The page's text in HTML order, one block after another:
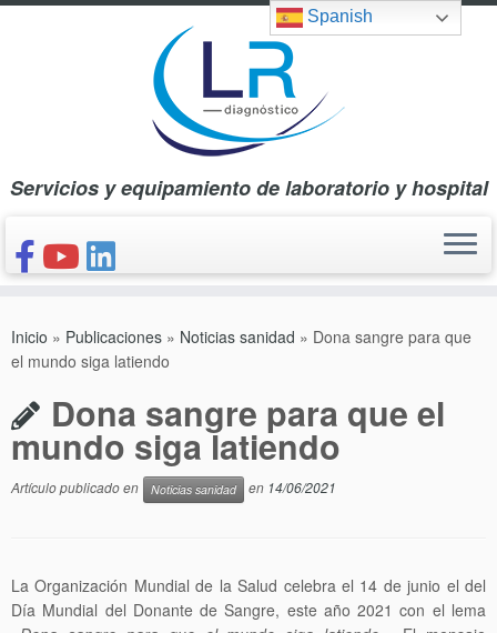
Saltar
Servicios y equipamiento de laboratorio y hospital
CONÓCENOS
PUBLICACIONES
Inicio » Publicaciones » Noticias sanidad » Dona sangre para que
el mundo siga latiendo
Dona sangre para que el
mundo siga latiendo
Artículo publicado en Noticias sanidad en 14/06/2021
La Organización Mundial de la Salud celebra el 14 de junio el del
Día Mundial del Donante de Sangre, este año 2021 con el lema
Spanish